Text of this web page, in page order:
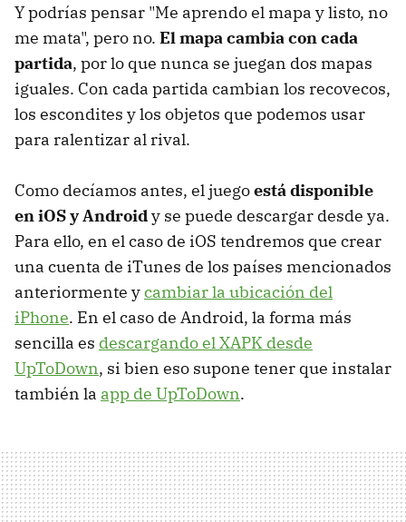
Y podrías pensar "Me aprendo el mapa y listo, no
me mata", pero no. El mapa cambia con cada
partida, por lo que nunca se juegan dos mapas
iguales. Con cada partida cambian los recovecos,
los escondites y los objetos que podemos usar
para ralentizar al rival.
Como decíamos antes, el juegoestá disponible
en iOS y Androidy se puede descargar desde ya.
Para ello, en el caso de iOS tendremos que crear
una cuenta de iTunes de los países mencionados
anteriormente ycambiar la ubicación del
iPhone. En el caso de Android, la forma más
sencilla es descargando el XAPK desde
UpToDown, si bien eso supone tener que instalar
también la app de UpToDown.